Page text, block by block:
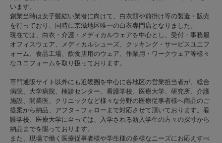
います。
創業当時は女子髪結い業者に向けて、白衣類や前掛け等の製造・販売
を行っており、同時に京滋地区唯一の白衣専門店となりました。
現在では、白衣・介護・メディカルウェアを中心とし、受付・事務服
オフィスウェア、メディカルシューズ、クッキング・サービスユニフ
ォーム、食品工場、飲食店用のウェア、作業用・ワークウェア等様々
なユニフォームを取り扱っております。
専門通販サイト以外にも近畿圏を中心に各地区の営業担当者が、総合
病院、大学病院、検診センター、看護学校、医療大学、研究所、介護
施設、開業医、クリニックなど様々な分野の医療従事者様へ商品のご
提案から納品、アフタ－フォローまで対応させて頂いております。看
護学校、医療大学に至っては、入学される新入学生の方々の採寸から
納品までを賜っております。
また、現場で働く医療従事者様や学生様の多様なニーズにお応えすべ